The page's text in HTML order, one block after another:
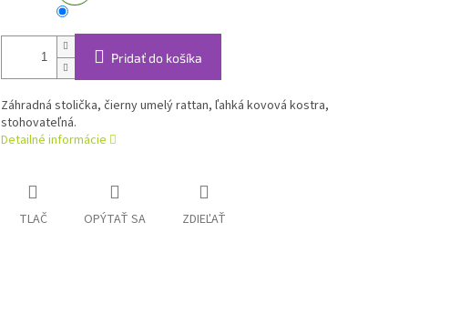
Pridať do košíka
Záhradná stolička, čierny umelý rattan, ľahká kovová kostra,
stohovateľná.
Detailné informácie
TLAČ OPÝTAŤ SA ZDIEĽAŤ